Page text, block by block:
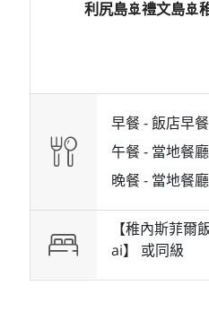
利尻島🚢禮文島🚢
早餐 -飯店早餐
午餐 - 當地餐廳
晚餐 - 當地餐廳
【稚內斯菲
ai】 或同級